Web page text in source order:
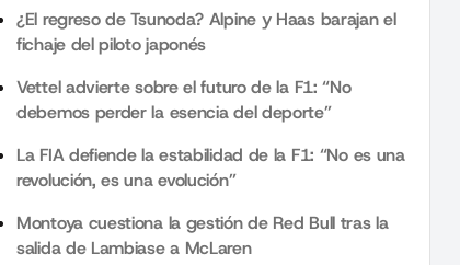
¿El regreso de Tsunoda? Alpine y Haas barajan el
fichaje del piloto japonés
Vettel advierte sobre el futuro de la F1: “No
debemos perder la esencia del deporte”
La FIA defiende la estabilidad de la F1: “No es una
revolución, es una evolución”
Montoya cuestiona la gestión de Red Bull tras la
salida de Lambiase a McLaren